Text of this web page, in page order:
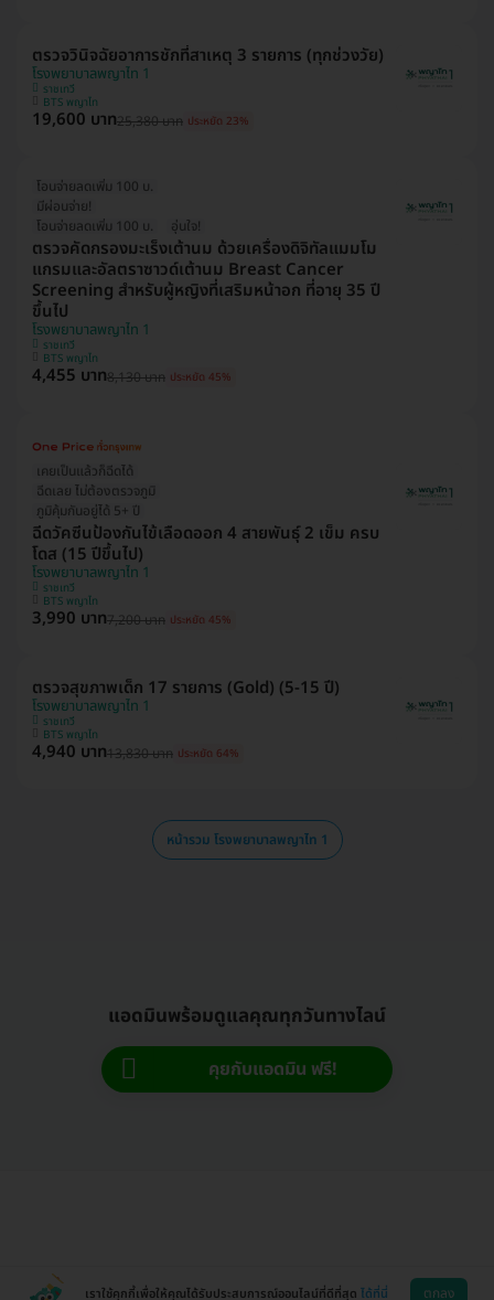
ตรวจวินิจฉัยอาการชักที่สาเหตุ 3 รายการ (ทุกช่วงวัย)
โรงพยาบาลพญาไท 1
ราชเทวี
BTS พญาไท
19,600 บาท25,380 บาท ประหยัด 23%
โอนจ่ายลดเพิ่ม 100 บ.
มีผ่อนจ่าย!
โอนจ่ายลดเพิ่ม 100 บ.
อุ่นใจ!
ตรวจคัดกรองมะเร็งเต้านม ด้วยเครื่องดิจิทัลแมมโม
แกรมและอัลตราซาวด์เต้านม Breast Cancer
Screening สำหรับผู้หญิงที่เสริมหน้าอก ที่อายุ 35 ปี
ขึ้นไป
โรงพยาบาลพญาไท 1
ราชเทวี
BTS พญาไท
4,455 บาท8,130 บาท ประหยัด 45%
เคยเป็นแล้วก็ฉีดได้
ฉีดเลย ไม่ต้องตรวจภูมิ
ภูมิคุ้มกันอยู่ได้ 5+ ปี
ฉีดวัคซีนป้องกันไข้เลือดออก 4 สายพันธุ์ 2 เข็ม ครบ
โดส (15 ปีขึ้นไป)
โรงพยาบาลพญาไท 1
ราชเทวี
BTS พญาไท
3,990 บาท7,200 บาท ประหยัด 45%
ตรวจสุขภาพเด็ก 17 รายการ (Gold) (5-15 ปี)
โรงพยาบาลพญาไท 1
ราชเทวี
BTS พญาไท
4,940 บาท13,830 บาท ประหยัด 64%
หน้ารวม โรงพยาบาลพญาไท 1
แอดมินพร้อมดูแลคุณทุกวันทางไลน์
คุยกับแอดมิน ฟรี!
เราใช้คุกกี้เพื่อให้คุณได้รับประสบการณ์ออนไลน์ที่ดีที่สุด ได้ที่นี่ ตกลง